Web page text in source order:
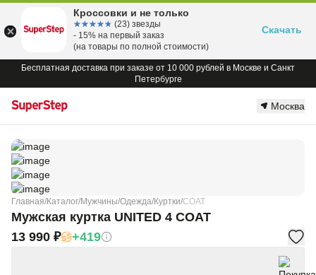
Бесплатная доставка при заказе от 10 000 рублей в Москве и Санкт
Петербурге
Москва
Главная/Каталог/Мужчины/Одежда/Куртки/COAT
Мужская куртка UNITED 4 COAT
13 990 ₽
+419
Кроссовки и не только
☆☆☆☆☆
★★★★★ (23) звезды
- 15% на первый заказ
(на товары по полной стоимости)
Скачать